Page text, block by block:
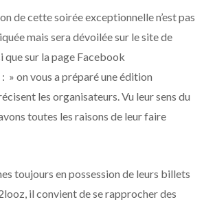
de cette soirée exceptionnelle n’est pas
mais sera dévoilée sur le site de
que sur la page Facebook
» on vous a préparé une édition
les organisateurs. Vu leur sens du
toutes les raisons de leur faire
toujours en possession de leurs billets
il convient de se rapprocher des